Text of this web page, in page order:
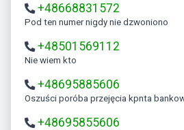
+48668831572
Pod ten numer nigdy nie dzwoniono
+48501569112
Nie wiem kto
+48695885606
Oszuści poróba przejęcia kpnta
+48695855606